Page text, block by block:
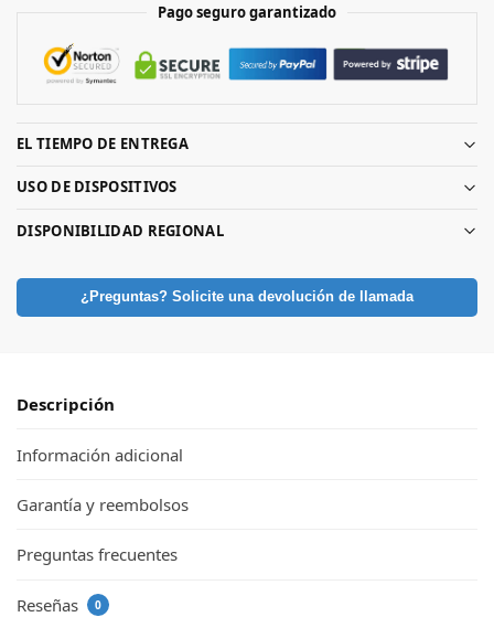
Pago seguro garantizado
EL TIEMPO DE ENTREGA
USO DE DISPOSITIVOS
DISPONIBILIDAD REGIONAL
¿Preguntas? Solicite una devolución de llamada
Descripción
Información adicional
Garantía y reembolsos
Preguntas frecuentes
Reseñas 0